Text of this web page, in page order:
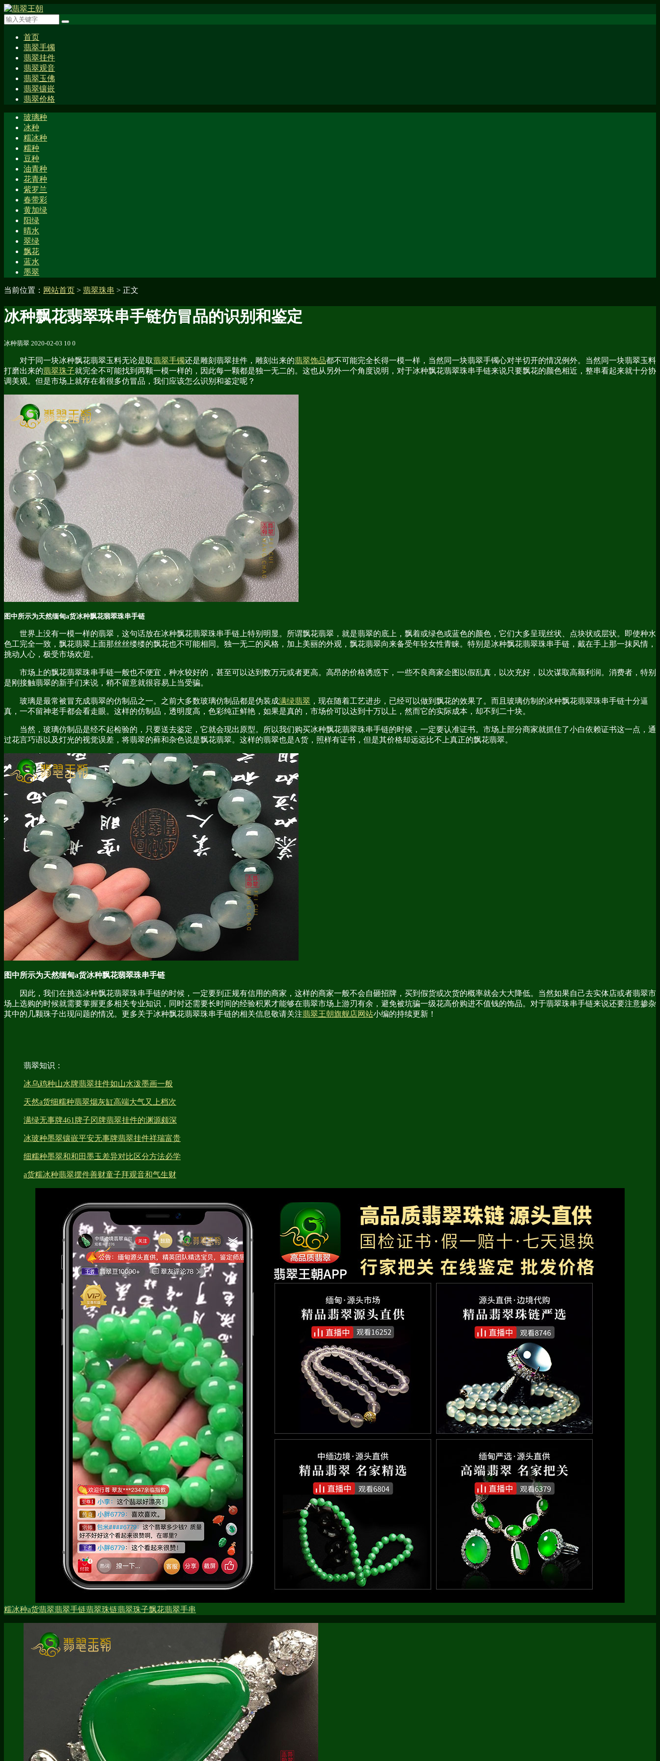
首页
翡翠手镯
翡翠挂件
翡翠观音
翡翠玉佛
翡翠镶嵌
翡翠价格
玻璃种
冰种
糯冰种
糯种
豆种
油青种
花青种
紫罗兰
春带彩
黄加绿
阳绿
晴水
翠绿
飘花
蓝水
墨翠
当前位置： 网站首页 > 翡翠珠串 > 正文
冰种飘花翡翠珠串手链仿冒品的识别和鉴定
冰种翡翠 2020-02-03 10 0
对于同一块冰种飘花翡翠玉料无论是取翡翠手镯还是雕刻翡翠挂件，雕刻出来的翡翠饰品都不可能完全长得一模一样，当然同一块翡翠手镯心对半切开的情况例外。当然同一块翡翠玉料
打磨出来的翡翠珠子就完全不可能找到两颗一模一样的，因此每一颗都是独一无二的。这也从另外一个角度说明，对于冰种飘花翡翠珠串手链来说只要飘花的颜色相近，整串看起来就十分协
调美观。但是市场上就存在着很多仿冒品，我们应该怎么识别和鉴定呢？
图中所示为天然缅甸a货冰种飘花翡翠珠串手链
世界上没有一模一样的翡翠，这句话放在冰种飘花翡翠珠串手链上特别明显。所谓飘花翡翠，就是翡翠的底上，飘着或绿色或蓝色的颜色，它们大多呈现丝状、点块状或层状。即使种水
色工完全一致，飘花翡翠上面那丝丝缕缕的飘花也不可能相同。独一无二的风格，加上美丽的外观，飘花翡翠向来备受年轻女性青睐。特别是冰种飘花翡翠珠串手链，戴在手上那一抹风情，
挑动人心，极受市场欢迎。
市场上的飘花翡翠珠串手链一般也不便宜，种水较好的，甚至可以达到数万元或者更高。高昂的价格诱惑下，一些不良商家企图以假乱真，以次充好，以次谋取高额利润。消费者，特别
是刚接触翡翠的新手们来说，稍不留意就很容易上当受骗。
玻璃是最常被冒充成翡翠的仿制品之一。之前大多数玻璃仿制品都是伪装成满绿翡翠 ，现在随着工艺进步，已经可以做到飘花的效果了。而且玻璃仿制的冰种飘花翡翠珠串手链十分逼
真，一不留神老手都会看走眼。这样的仿制品，透明度高，色彩纯正鲜艳，如果是真的，市场价可以达到十万以上，然而它的实际成本，却不到二十块。
当然，玻璃仿制品是经不起检验的，只要送去鉴定，它就会现出原型。所以我们购买冰种飘花翡翠珠串手链的时候，一定要认准证书。市场上部分商家就抓住了小白依赖证书这一点，通
过花言巧语以及灯光的视觉误差，将翡翠的藓和杂色说是飘花翡翠。这样的翡翠也是A货，照样有证书，但是其价格却远远比不上真正的飘花翡翠。
图中所示为天然缅甸a货冰种飘花翡翠珠串手链
因此，我们在挑选冰种飘花翡翠珠串手链的时候，一定要到正规有信用的商家，这样的商家一般不会自砸招牌，买到假货或次货的概率就会大大降低。当然如果自己去实体店或者翡翠市
场上选购的时候就需要掌握更多相关专业知识，同时还需要长时间的经验积累才能够在翡翠市场上游刃有余，避免被坑骗一级花高价购进不值钱的饰品。对于翡翠珠串手链来说还要注意掺杂
其中的几颗珠子出现问题的情况。 更多关于冰种飘花翡翠珠串手链的相关信息敬请关注翡翠王朝旗舰店网站小编的持续更新！
翡翠知识：
冰乌鸡种山水牌翡翠挂件如山水泼墨画一般
天然a货细糯种翡翠烟灰缸高端大气又上档次
满绿无事牌461牌子冈牌翡翠挂件的渊源颇深
冰玻种墨翠镶嵌平安无事牌翡翠挂件祥瑞富贵
细糯种墨翠和和田墨玉差异对比区分方法必学
a货糯冰种翡翠摆件善财童子拜观音和气生财
糯冰种a货翡翠翡翠手链翡翠珠链翡翠珠子飘花翡翠手串